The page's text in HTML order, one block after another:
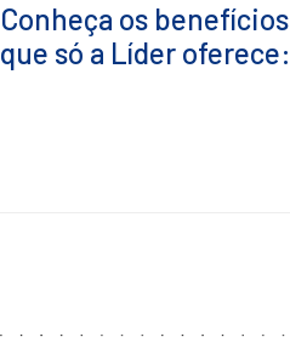
Conheça os benefícios
que só a Líder oferece: